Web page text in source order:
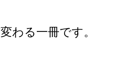
わる一冊です。